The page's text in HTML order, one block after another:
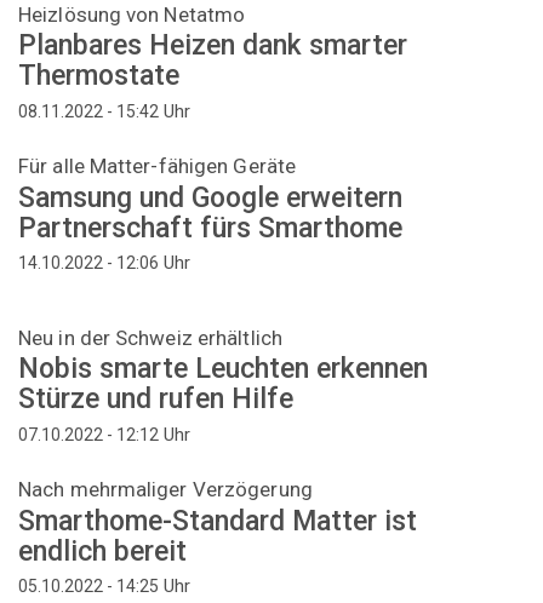
Heizlösung von Netatmo
Planbares Heizen dank smarter
Thermostate
08.11.2022 - 15:42 Uhr
Für alle Matter-fähigen Geräte
Samsung und Google erweitern
Partnerschaft fürs Smarthome
14.10.2022 - 12:06 Uhr
Neu in der Schweiz erhältlich
Nobis smarte Leuchten erkennen
Stürze und rufen Hilfe
07.10.2022 - 12:12 Uhr
Nach mehrmaliger Verzögerung
Smarthome-Standard Matter ist
endlich bereit
05.10.2022 - 14:25 Uhr